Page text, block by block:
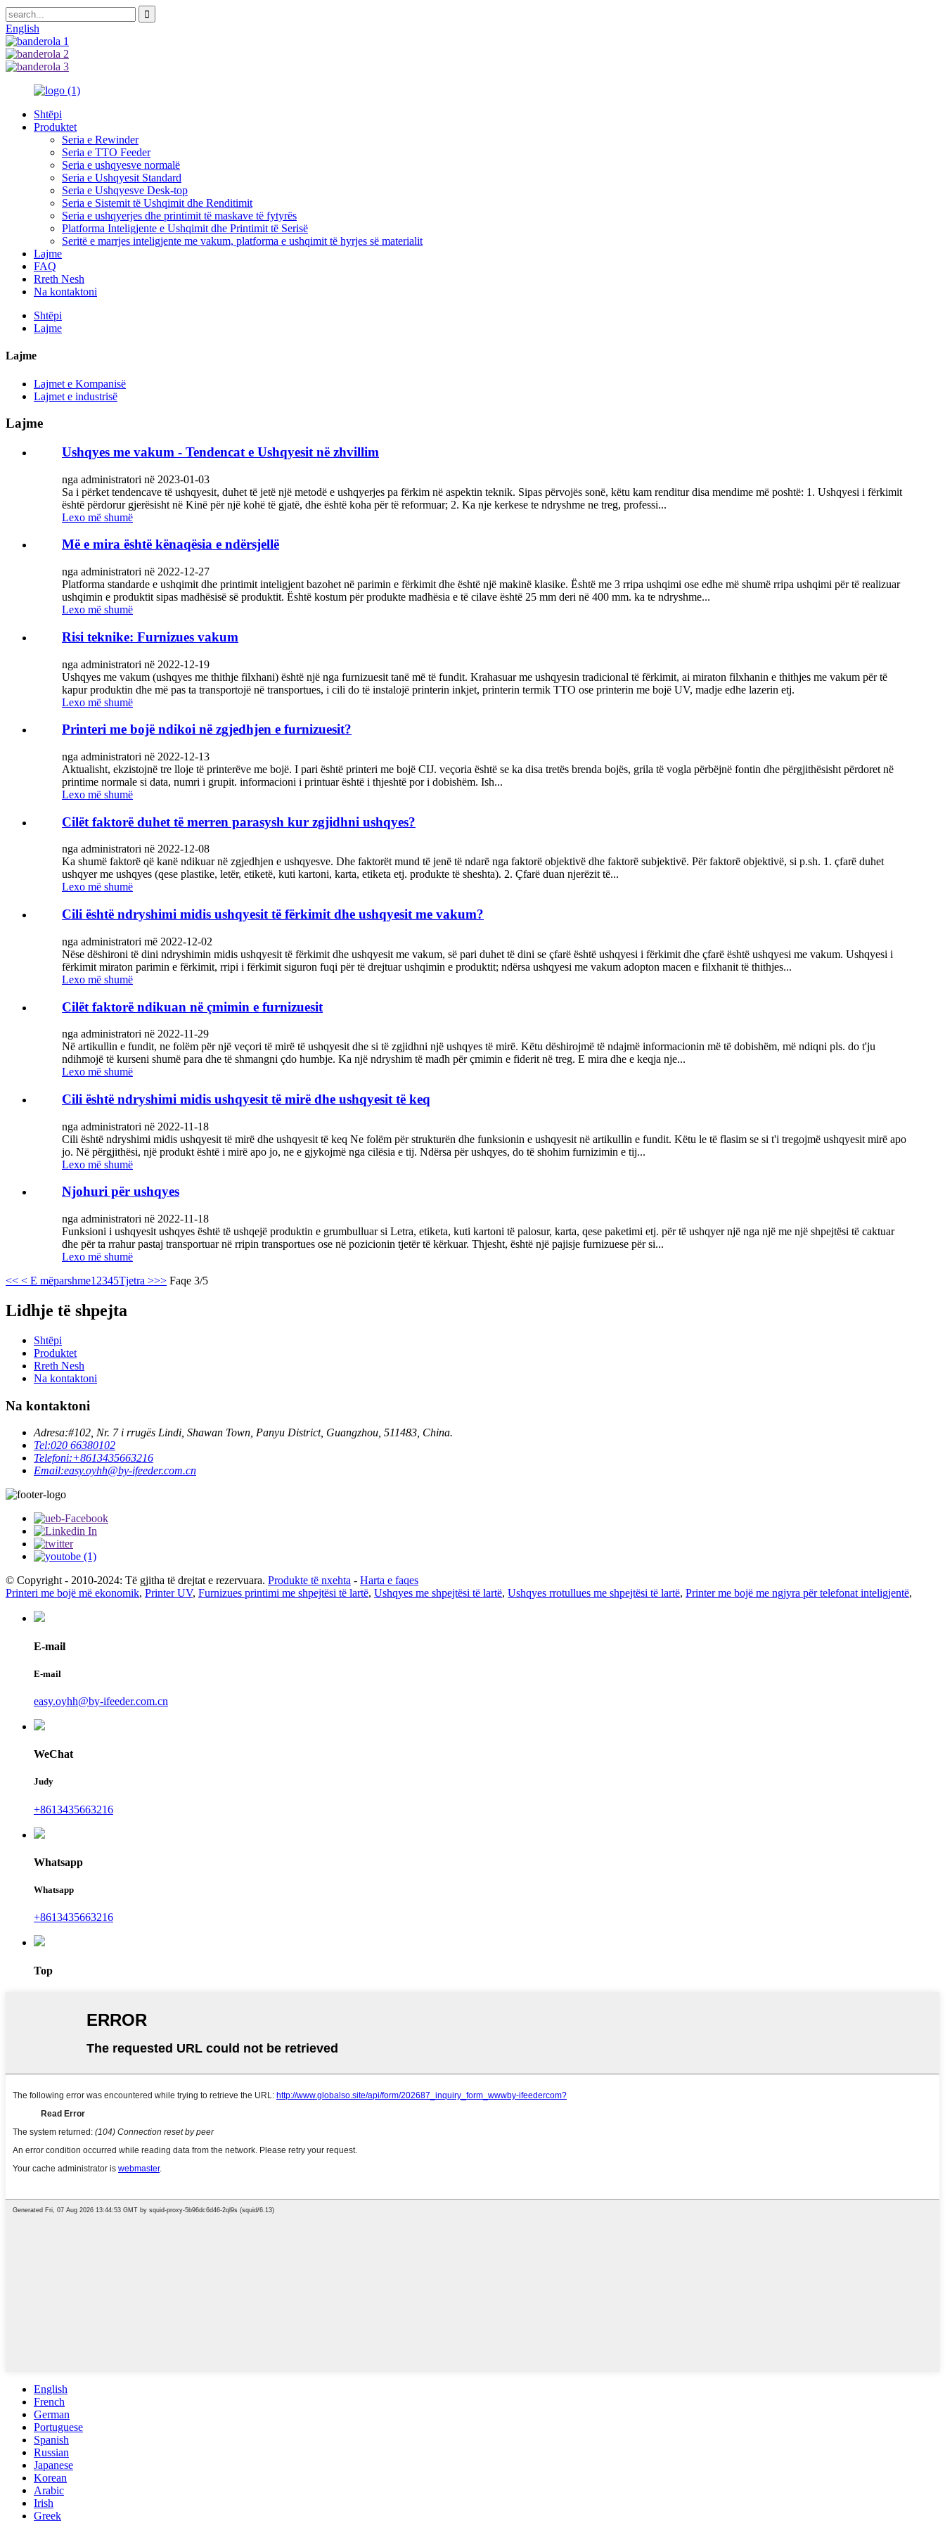
English
Shtëpi
Produktet
Seria e Rewinder
Seria e TTO Feeder
Seria e ushqyesve normalë
Seria e Ushqyesit Standard
Seria e Ushqyesve Desk-top
Seria e Sistemit të Ushqimit dhe Renditimit
Seria e ushqyerjes dhe printimit të maskave të fytyrës
Platforma Inteligjente e Ushqimit dhe Printimit të Serisë
Seritë e marrjes inteligjente me vakum, platforma e ushqimit të hyrjes së materialit
Lajme
FAQ
Rreth Nesh
Na kontaktoni
Shtëpi
Lajme
Lajme
Lajmet e Kompanisë
Lajmet e industrisë
Lajme
Ushqyes me vakum - Tendencat e Ushqyesit në zhvillim
nga administratori në 2023-01-03
Sa i përket tendencave të ushqyesit, duhet të jetë një metodë e ushqyerjes pa fërkim në aspektin teknik. Sipas përvojës sonë, këtu kam renditur disa mendime më poshtë: 1. Ushqyesi i fërkimit
është përdorur gjerësisht në Kinë për një kohë të gjatë, dhe është koha për të reformuar; 2. Ka nje kerkese te ndryshme ne treg, professi...
Lexo më shumë
Më e mira është kënaqësia e ndërsjellë
nga administratori në 2022-12-27
Platforma standarde e ushqimit dhe printimit inteligjent bazohet në parimin e fërkimit dhe është një makinë klasike. Është me 3 rripa ushqimi ose edhe më shumë rripa ushqimi për të realizuar
ushqimin e produktit sipas madhësisë së produktit. Është kostum për produkte madhësia e të cilave është 25 mm deri në 400 mm. ka te ndryshme...
Lexo më shumë
Risi teknike: Furnizues vakum
nga administratori në 2022-12-19
Ushqyes me vakum (ushqyes me thithje filxhani) është një nga furnizuesit tanë më të fundit. Krahasuar me ushqyesin tradicional të fërkimit, ai miraton filxhanin e thithjes me vakum për të
kapur produktin dhe më pas ta transportojë në transportues, i cili do të instalojë printerin inkjet, printerin termik TTO ose printerin me bojë UV, madje edhe lazerin etj.
Lexo më shumë
Printeri me bojë ndikoi në zgjedhjen e furnizuesit?
nga administratori në 2022-12-13
Aktualisht, ekzistojnë tre lloje të printerëve me bojë. I pari është printeri me bojë CIJ. veçoria është se ka disa tretës brenda bojës, grila të vogla përbëjnë fontin dhe përgjithësisht përdoret në
printime normale si data, numri i grupit. informacioni i printuar është i thjeshtë por i dobishëm. Ish...
Lexo më shumë
Cilët faktorë duhet të merren parasysh kur zgjidhni ushqyes?
nga administratori në 2022-12-08
Ka shumë faktorë që kanë ndikuar në zgjedhjen e ushqyesve. Dhe faktorët mund të jenë të ndarë nga faktorë objektivë dhe faktorë subjektivë. Për faktorë objektivë, si p.sh. 1. çfarë duhet
ushqyer me ushqyes (qese plastike, letër, etiketë, kuti kartoni, karta, etiketa etj. produkte të sheshta). 2. Çfarë duan njerëzit të...
Lexo më shumë
Cili është ndryshimi midis ushqyesit të fërkimit dhe ushqyesit me vakum?
nga administratori më 2022-12-02
Nëse dëshironi të dini ndryshimin midis ushqyesit të fërkimit dhe ushqyesit me vakum, së pari duhet të dini se çfarë është ushqyesi i fërkimit dhe çfarë është ushqyesi me vakum. Ushqyesi i
fërkimit miraton parimin e fërkimit, rripi i fërkimit siguron fuqi për të drejtuar ushqimin e produktit; ndërsa ushqyesi me vakum adopton macen e filxhanit të thithjes...
Lexo më shumë
Cilët faktorë ndikuan në çmimin e furnizuesit
nga administratori në 2022-11-29
Në artikullin e fundit, ne folëm për një veçori të mirë të ushqyesit dhe si të zgjidhni një ushqyes të mirë. Këtu dëshirojmë të ndajmë informacionin më të dobishëm, më ndiqni pls. do t'ju
ndihmojë të kurseni shumë para dhe të shmangni çdo humbje. Ka një ndryshim të madh për çmimin e fiderit në treg. E mira dhe e keqja nje...
Lexo më shumë
Cili është ndryshimi midis ushqyesit të mirë dhe ushqyesit të keq
nga administratori në 2022-11-18
Cili është ndryshimi midis ushqyesit të mirë dhe ushqyesit të keq Ne folëm për strukturën dhe funksionin e ushqyesit në artikullin e fundit. Këtu le të flasim se si t'i tregojmë ushqyesit mirë apo
jo. Në përgjithësi, një produkt është i mirë apo jo, ne e gjykojmë nga cilësia e tij. Ndërsa për ushqyes, do të shohim furnizimin e tij...
Lexo më shumë
Njohuri për ushqyes
nga administratori në 2022-11-18
Funksioni i ushqyesit ushqyes është të ushqejë produktin e grumbulluar si Letra, etiketa, kuti kartoni të palosur, karta, qese paketimi etj. për të ushqyer një nga një me një shpejtësi të caktuar
dhe për ta rrahur pastaj transportuar në rripin transportues ose në pozicionin tjetër të kërkuar. Thjesht, është një pajisje furnizuese për si...
Lexo më shumë
<< < E mëparshme1 2345Tjetra >>> Faqe 3/5
Lidhje të shpejta
Shtëpi
Produktet
Rreth Nesh
Na kontaktoni
Na kontaktoni
Adresa:#102, Nr. 7 i rrugës Lindi, Shawan Town, Panyu District, Guangzhou, 511483, China.
Tel:020 66380102
Telefoni:+8613435663216
Email:easy.oyhh@by-ifeeder.com.cn
© Copyright - 2010-2024: Të gjitha të drejtat e rezervuara. Produkte të nxehta - Harta e faqes
Printeri me bojë më ekonomik, Printer UV, Furnizues printimi me shpejtësi të lartë, Ushqyes me shpejtësi të lartë, Ushqyes rrotullues me shpejtësi të lartë, Printer me bojë me ngjyra për telefonat inteligjentë,
E-mail
E-mail
easy.oyhh@by-ifeeder.com.cn
WeChat
Judy
+8613435663216
Whatsapp
Whatsapp
+8613435663216
Top
English
French
German
Portuguese
Spanish
Russian
Japanese
Korean
Arabic
Irish
Greek